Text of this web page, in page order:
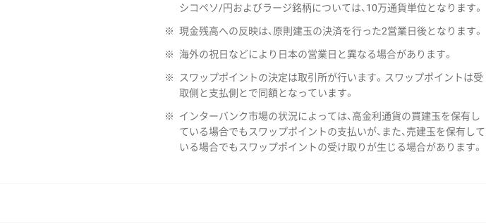
シコペソ/円およびラージ銘柄については、10万通貨単位となります。
※ 現金残高への反映は、原則建玉の決済を行った2営業日後となります。
※ 海外の祝日などにより日本の営業日と異なる場合があります。
※
スワップポイントの決定は取引所が行います。スワップポイントは受
取側と支払側とで同額となっています。
※
インターバンク市場の状況によっては、高金利通貨の買建玉を保有し
ている場合でもスワップポイントの支払いが、また、売建玉を保有して
いる場合でもスワップポイントの受け取りが生じる場合があります。